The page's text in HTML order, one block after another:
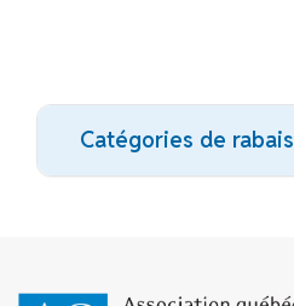
Catégories de rabais